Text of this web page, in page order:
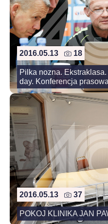
2016.05.13 18
Pilka nozna.
day. Konferencja
2016.05.13 37
POKOJ KLINIKA JAN